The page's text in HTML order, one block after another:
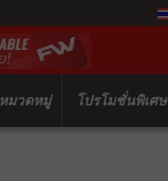
หมวดหมู่ โปรโมชั่นพิเศษ